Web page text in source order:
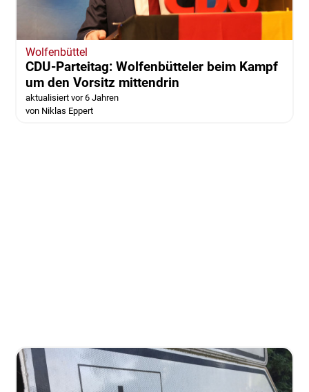
Wolfenbüttel
CDU-Parteitag: Wolfenbütteler beim Kampf
um den Vorsitz mittendrin
aktualisiert vor 6 Jahren
von Niklas Eppert